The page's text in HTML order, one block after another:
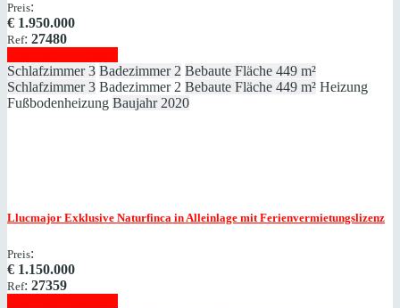
Preis:
€ 1.950.000
Ref: 27480
Schlafzimmer 3 Badezimmer 2 Bebaute Fläche 449 m²
Schlafzimmer 3 Badezimmer 2 Bebaute Fläche 449 m² Heizung
Fußbodenheizung Baujahr 2020
Llucmajor Exklusive Naturfinca in Alleinlage mit Ferienvermietungslizenz
Preis:
€ 1.150.000
Ref: 27359